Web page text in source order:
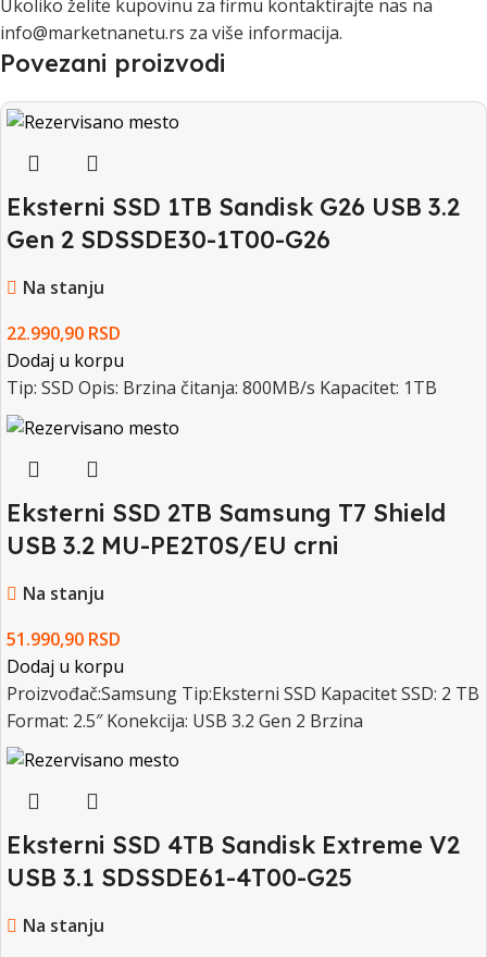
Ukoliko želite kupovinu za firmu kontaktirajte nas na
info@marketnanetu.rs za više informacija.
Povezani proizvodi
Eksterni SSD 1TB Sandisk G26 USB 3.2
Gen 2 SDSSDE30-1T00-G26
Na stanju
22.990,90 RSD
Dodaj u korpu
Tip: SSD Opis: Brzina čitanja: 800MB/s Kapacitet: 1TB
Eksterni SSD 2TB Samsung T7 Shield
USB 3.2 MU-PE2T0S/EU crni
Na stanju
51.990,90 RSD
Dodaj u korpu
Proizvođač:Samsung Tip:Eksterni SSD Kapacitet SSD: 2 TB
Format: 2.5″ Konekcija: USB 3.2 Gen 2 Brzina
Eksterni SSD 4TB Sandisk Extreme V2
USB 3.1 SDSSDE61-4T00-G25
Na stanju